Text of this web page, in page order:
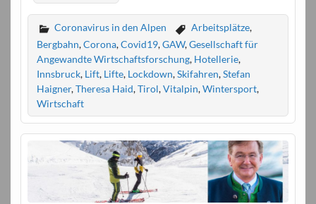
Coronavirus in den Alpen Arbeitsplätze,
Bergbahn,Corona,Covid19,GAW,Gesellschaft für
Angewandte Wirtschaftsforschung, Hotellerie,
Innsbruck, Lift, Lifte, Lockdown,Skifahren,Stefan
Haigner,Theresa Haid,Tirol,Vitalpin,Wintersport,
Wirtschaft